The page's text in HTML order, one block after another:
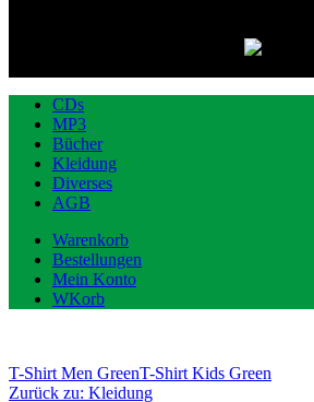
CDs
MP3
Bücher
Kleidung
Diverses
AGB
Warenkorb
Bestellungen
Mein Konto
WKorb
T-Shirt Men GreenT-Shirt Kids Green
Zurück zu: Kleidung